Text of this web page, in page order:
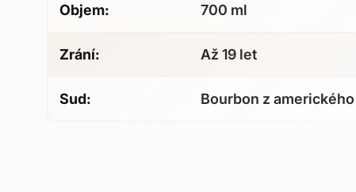
Objem: 700 ml
Zrání: Až 19 let
Sud: Bourbon z